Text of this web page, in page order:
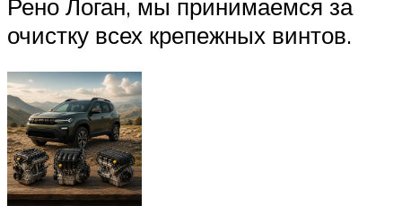
Рено Логан, мы принимаемся за
очистку всех крепежных винтов.